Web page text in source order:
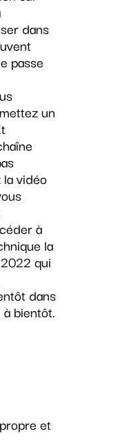
dans
passe
un
vidéo
à
la
qui
dans
bientôt.
et